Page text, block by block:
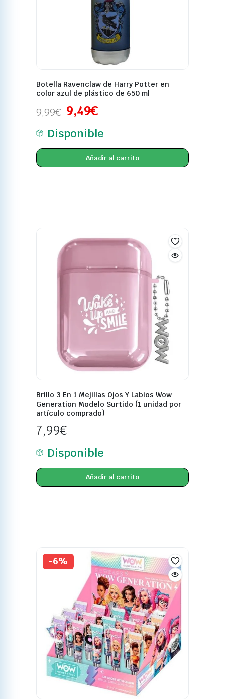
Botella Ravenclaw de Harry Potter en
color azul de plástico de 650 ml
9,99€ 9,49€
Disponible
Añadir al carrito
Brillo 3 En 1 Mejillas Ojos Y Labios Wow
Generation Modelo Surtido (1 unidad por
artículo comprado)
7,99€
Disponible
Añadir al carrito
-6%